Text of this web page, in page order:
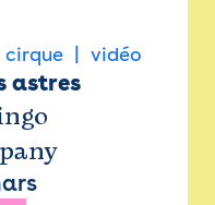
cirque vidéo
astres